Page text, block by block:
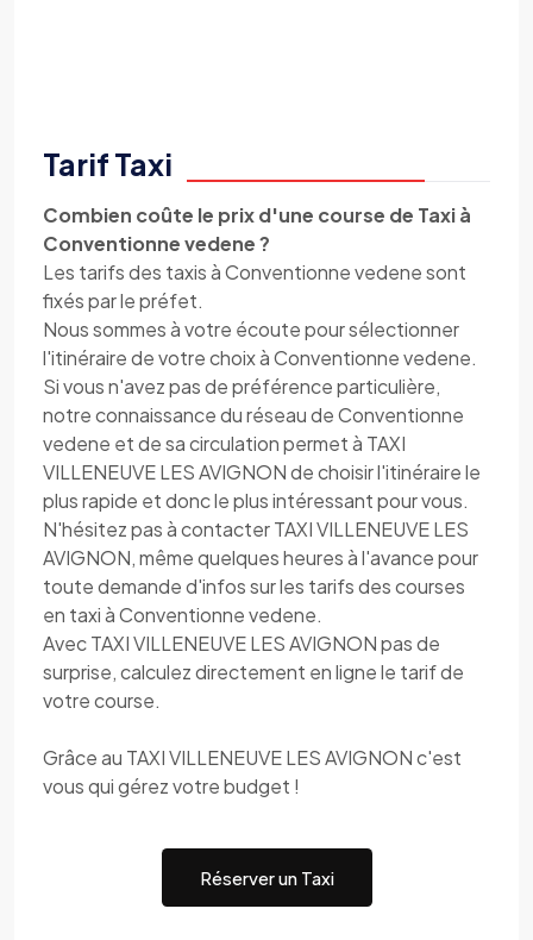
Tarif Taxi
Combien coûte le prix d'une course de Taxi à
Conventionne vedene ?
Les tarifs des taxis à Conventionne vedene sont
fixés par le préfet.
Nous sommes à votre écoute pour sélectionner
l'itinéraire de votre choix à Conventionne vedene.
Si vous n'avez pas de préférence particulière,
notre connaissance du réseau de Conventionne
vedene et de sa circulation permet à TAXI
VILLENEUVE LES AVIGNON de choisir l'itinéraire le
plus rapide et donc le plus intéressant pour vous.
N'hésitez pas à contacter TAXI VILLENEUVE LES
AVIGNON, même quelques heures à l'avance pour
toute demande d'infos sur les tarifs des courses
en taxi à Conventionne vedene.
Avec TAXI VILLENEUVE LES AVIGNON pas de
surprise, calculez directement en ligne le tarif de
votre course.
Grâce au TAXI VILLENEUVE LES AVIGNON c'est
vous qui gérez votre budget !
Réserver un Taxi